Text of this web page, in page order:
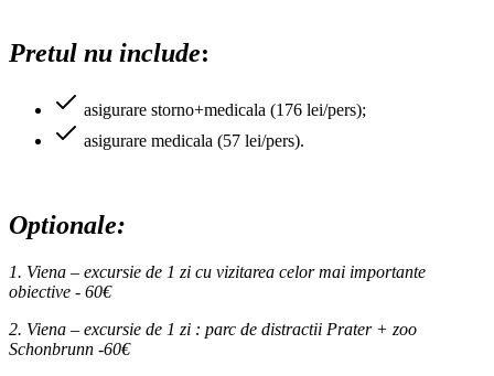
Pretul nu include:
asigurare storno+medicala (176 lei/pers);
asigurare medicala (57 lei/pers).
Optionale:
1. Viena – excursie de 1 zi cu vizitarea celor mai importante
obiective - 60€
2. Viena – excursie de 1 zi : parc de distractii Prater + zoo
Schonbrunn -60€